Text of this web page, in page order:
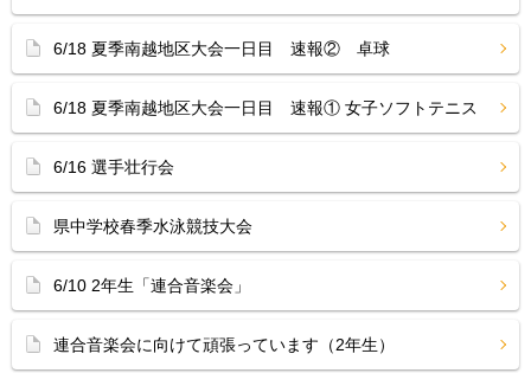
6/18 夏季南越地区大会一日目 速報② 卓球
6/18 夏季南越地区大会一日目 速報① 女子ソフトテニス
6/16 選手壮行会
県中学校春季水泳競技大会
6/10 2年生「連合音楽会」
連合音楽会に向けて頑張っています（2年生）